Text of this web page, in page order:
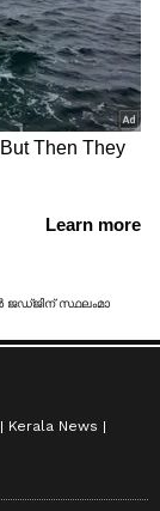
Kerala News